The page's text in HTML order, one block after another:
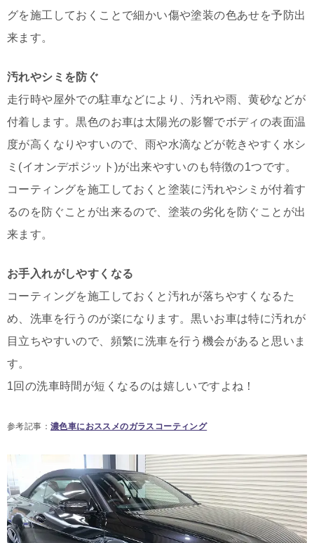
グを施工しておくことで細かい傷や塗装の色あせを予防出
来ます。
汚れやシミを防ぐ
走行時や屋外での駐車などにより、汚れや雨、黄砂などが
付着します。黒色のお車は太陽光の影響でボディの表面温
度が高くなりやすいので、雨や水滴などが乾きやすく水シ
ミ(イオンデポジット)が出来やすいのも特徴の1つです。
コーティングを施工しておくと塗装に汚れやシミが付着す
るのを防ぐことが出来るので、塗装の劣化を防ぐことが出
来ます。
お手入れがしやすくなる
コーティングを施工しておくと汚れが落ちやすくなるた
め、洗車を行うのが楽になります。黒いお車は特に汚れが
目立ちやすいので、頻繁に洗車を行う機会があると思いま
す。
1回の洗車時間が短くなるのは嬉しいですよね！
参考記事： 濃色車におススメのガラスコーティング